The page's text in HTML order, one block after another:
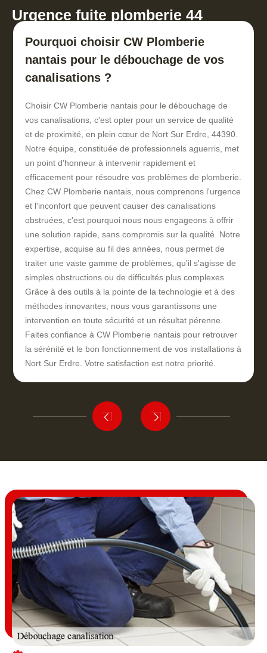
Urgence fuite plomberie 44
Pourquoi choisir CW Plomberie
nantais pour le débouchage de vos
canalisations ?
Choisir CW Plomberie nantais pour le débouchage de
vos canalisations, c'est opter pour un service de qualité
et de proximité, en plein cœur de Nort Sur Erdre, 44390.
Notre équipe, constituée de professionnels aguerris, met
un point d'honneur à intervenir rapidement et
efficacement pour résoudre vos problèmes de plomberie.
Chez CW Plomberie nantais, nous comprenons l'urgence
et l'inconfort que peuvent causer des canalisations
obstruées, c'est pourquoi nous nous engageons à offrir
une solution rapide, sans compromis sur la qualité. Notre
expertise, acquise au fil des années, nous permet de
traiter une vaste gamme de problèmes, qu'il s'agisse de
simples obstructions ou de difficultés plus complexes.
Grâce à des outils à la pointe de la technologie et à des
méthodes innovantes, nous vous garantissons une
intervention en toute sécurité et un résultat pérenne.
Faites confiance à CW Plomberie nantais pour retrouver
la sérénité et le bon fonctionnement de vos installations à
Nort Sur Erdre. Votre satisfaction est notre priorité.